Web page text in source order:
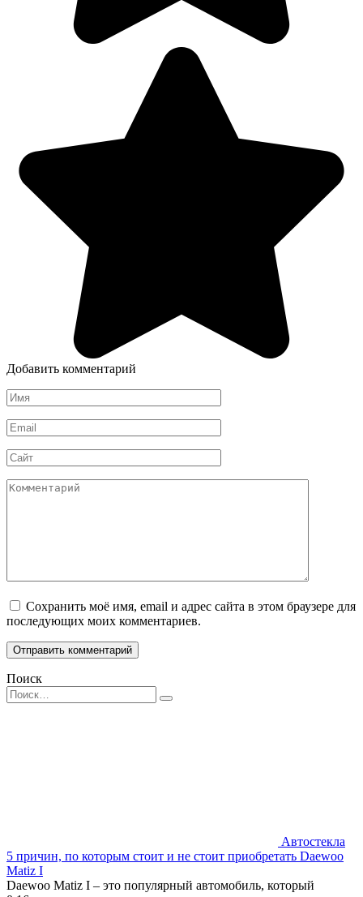
Добавить комментарий
Имя
*
Email
*
Сайт
Комментарий
Сохранить моё имя, email и адрес сайта в этом браузере для
последующих моих комментариев.
Поиск
Search
for:
Автостекла
5 причин, по которым стоит и не стоит приобретать Daewoo
Matiz I
Daewoo Matiz I – это популярный автомобиль, который